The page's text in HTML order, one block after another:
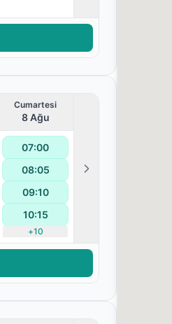
Cumartesi
8 Ağu
07:00
08:05
09:10
10:15
+10